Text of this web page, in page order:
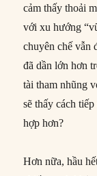
cảm thấy thoải
với xu hướng
chuyên chế vẫn
đã dần lớn hơn
tài tham nhũng
sẽ thấy cách
hợp hơn?
Hơn nữa, hầu